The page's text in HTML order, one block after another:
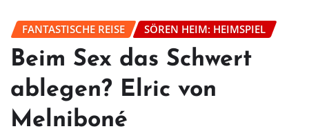
FANTASTISCHE REISE SÖREN HEIM: HEIMSPIEL
Beim Sex das Schwert
ablegen? Elric von
Melniboné